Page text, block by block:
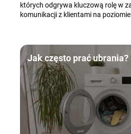
których odgrywa kluczową rolę w
komunikacji z klientami na
Jak często prać ubrania?